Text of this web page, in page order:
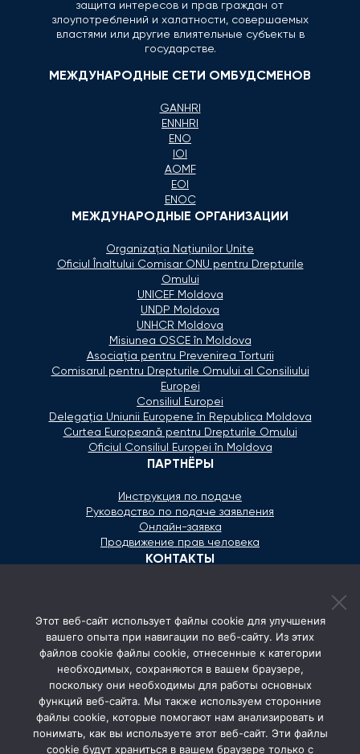
защита интересов и прав граждан от
злоупотреблений и халатности, совершаемых
властями или другие влиятельные субъекты в
государстве.
МЕЖДУНАРОДНЫЕ СЕТИ ОМБУДСМЕНОВ
GANHRI
ENNHRI
ENO
IOI
AOMF
EOI
ENOC
МЕЖДУНАРОДНЫЕ ОРГАНИЗАЦИИ
Organizaţia Naţiunilor Unite
Oficiul Înaltului Comisar ONU pentru Drepturile
Omului
UNICEF Moldova
UNDP Moldova
UNHCR Moldova
Misiunea OSCE în Moldova
Asociaţia pentru Prevenirea Torturii
Comisarul pentru Drepturile Omului al Consiliului
Europei
Consiliul Europei
Delegaţia Uniunii Europene în Republica Moldova
Curtea Europeană pentru Drepturile Omului
Oficiul Consiliul Europei în Moldova
ПАРТНЁРЫ
Инструкция по подаче
Руководство по подаче заявления
Онлайн-заявка
Продвижение прав человека
КОНТАКТЫ
secretariat@ombudsman.md
Улица Каля Ешилор 11/3, Кишинёв
Понедельник - Пятница: 08:00 - 17:00
СОЦ. СЕТИ
Этот веб-сайт использует файлы cookie для улучшения
вашего опыта при навигации по веб-сайту. Из этих
файлов cookie файлы cookie, отнесенные к категории
необходимых, сохраняются в вашем браузере,
поскольку они необходимы для работы основных
функций веб-сайта. Мы также используем сторонние
файлы cookie, которые помогают нам анализировать и
понимать, как вы используете этот веб-сайт. Эти файлы
cookie будут храниться в вашем браузере только с